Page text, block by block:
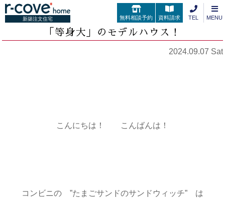
新築注文住宅 無料相談予約 資料請求 TEL MENU
「等身大」のモデルハウス！
2024.09.07 Sat
こんにちは！ こんばんは！
コンビニの ”たまごサンドのサンドウィッチ” は